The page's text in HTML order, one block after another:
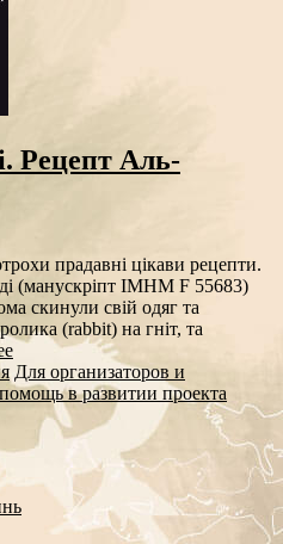
Рецепт Аль-
прадавні цікави рецепти.
(манускріпт IMHM F 55683)
скинули свій одяг та
(rabbit) на гніт, та
Для организаторов и
в развитии проекта